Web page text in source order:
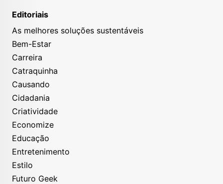
Editoriais
As melhores soluções sustentáveis
Bem-Estar
Carreira
Catraquinha
Causando
Cidadania
Criatividade
Economize
Educação
Entretenimento
Estilo
Futuro Geek